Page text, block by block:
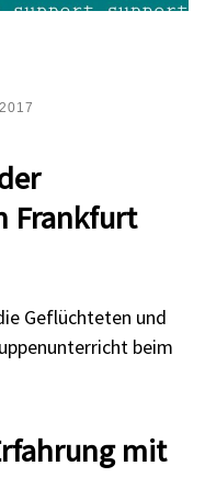
Frankfurt
Geflüchteten und
beim
mit